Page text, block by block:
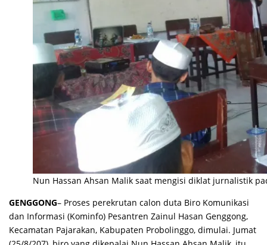
Nun Hassan Ahsan Malik saat mengisi diklat jurnalistik
GENGGONG– Proses perekrutan calon duta Biro Komunikasi
dan Informasi (Kominfo) Pesantren Zainul Hasan Genggong,
Kecamatan Pajarakan, Kabupaten Probolinggo, dimulai. Jumat